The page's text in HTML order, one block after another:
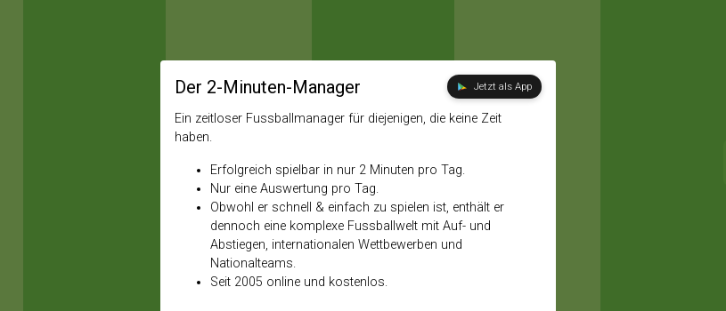
Der 2-Minuten-Manager Jetzt als App
Ein zeitloser Fussballmanager für diejenigen, die keine Zeit
haben.
Erfolgreich spielbar in nur 2 Minuten pro Tag.
Nur eine Auswertung pro Tag.
Obwohl er schnell & einfach zu spielen ist, enthält er
dennoch eine komplexe Fussballwelt mit Auf- und
Abstiegen, internationalen Wettbewerben und
Nationalteams.
Seit 2005 online und kostenlos.